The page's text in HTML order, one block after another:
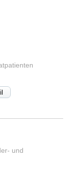
und